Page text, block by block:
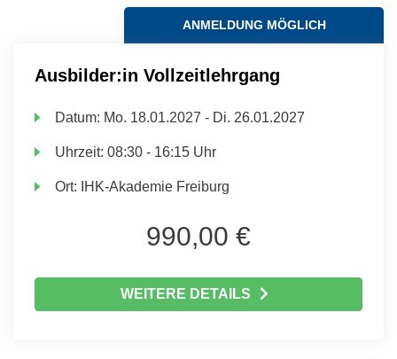
ANMELDUNG MÖGLICH
Ausbilder:in Vollzeitlehrgang
Datum: Mo. 18.01.2027 - Di. 26.01.2027
Uhrzeit:08:30 - 16:15 Uhr
Ort: IHK-Akademie Freiburg
990,00 €
WEITERE DETAILS